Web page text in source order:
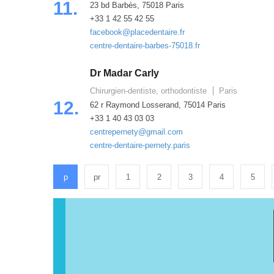
11.
23 bd Barbès, 75018 Paris
+33 1 42 55 42 55
facebook@placedentaire.fr
centre-dentaire-barbes-75018.fr
12.
Dr Madar Carly
Chirurgien-dentiste, orthodontiste
Paris
62 r Raymond Losserand, 75014 Paris
+33 1 40 43 03 03
centrepernety@gmail.com
centre-dentaire-pernety.paris
p pr 1 2 3 4 5